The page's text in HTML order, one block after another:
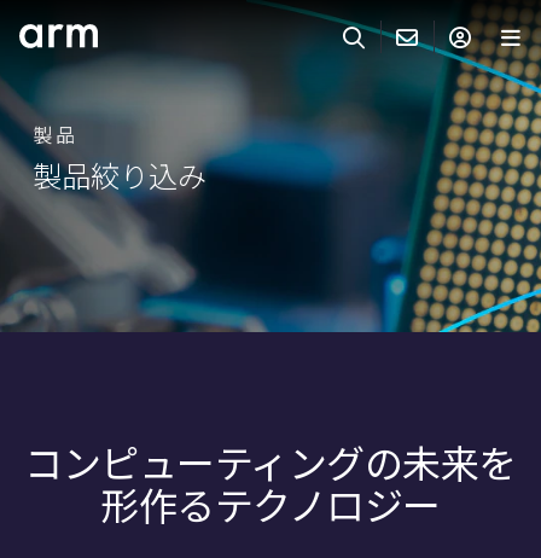
Skip to Footer
サーチ
ARMのお問い合わせ
サポート
IP サポート
Keil Tools
販売
企業様向けFlexible Access
Arm Integrity Helpline
教育関連
ARMアカウント
Armアカウント
ログインしてArmアカウントにアクセスする。
ログイン
製品
分野
パートナー
サポート&トレーニング
製品
製品絞り込み
コンピューティングの未来を
形作るテクノロジー